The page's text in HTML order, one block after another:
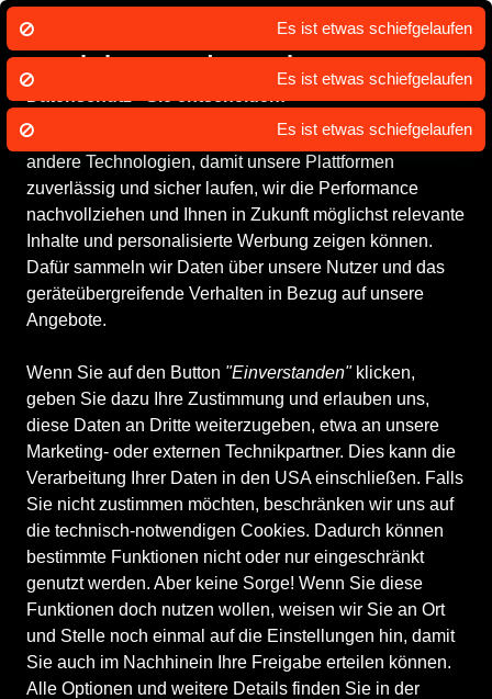
Wir nutzen Cookies um unsere Dienste
zu erbringen und zu verbessern.
SABU.de und unsere Partner nutzen Cookies und
andere Technologien, damit unsere Plattformen
zuverlässig und sicher laufen, wir die Performance
nachvollziehen und Ihnen in Zukunft möglichst relevante
Inhalte und personalisierte Werbung zeigen können.
Dafür sammeln wir Daten über unsere Nutzer und das
geräteübergreifende Verhalten in Bezug auf unsere
Angebote.
Wenn Sie auf den Button "Einverstanden"klicken,
geben Sie dazu Ihre Zustimmung und erlauben uns,
diese Daten an Dritte weiterzugeben, etwa an unsere
Marketing- oder externen Technikpartner. Dies kann die
Verarbeitung Ihrer Daten in den USA einschließen. Falls
Sie nicht zustimmen möchten, beschränken wir uns auf
die technisch-notwendigen Cookies. Dadurch können
bestimmte Funktionen nicht oder nur eingeschränkt
genutzt werden. Aber keine Sorge! Wenn Sie diese
Funktionen doch nutzen wollen, weisen wir Sie an Ort
und Stelle noch einmal auf die Einstellungen hin, damit
Sie auch im Nachhinein Ihre Freigabe erteilen können.
Alle Optionen und weitere Details finden Sie in der
Waldläufer Herrenschuhe Sportliche
Schnürer jeans tabak
Es ist etwas schiefgelaufen
Es ist etwas schiefgelaufen
Es ist etwas schiefgelaufen